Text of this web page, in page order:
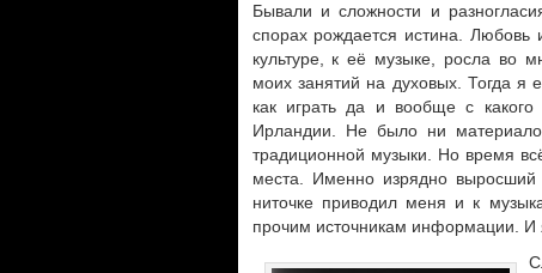
Бывали и сложности и
спорах рождается истина. Любовь
культуре, к её музыке, росла во
моих занятий на духовых. Тогда
как играть да и вообще с какого
Ирландии. Не было ни
традиционной музыки. Но время
места. Именно изрядно выросший
ниточке приводил меня и к
прочим источникам информации. И